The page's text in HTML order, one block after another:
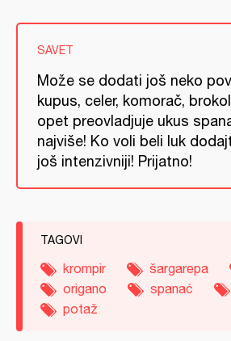
SAVET
Može se dodati još neko
kupus, celer, komorač,
opet preovladjuje ukus
najviše! Ko voli beli luk
još intenzivniji! Prijatno!
TAGOVI
krompir šargarepa
origano
spanać
potaž